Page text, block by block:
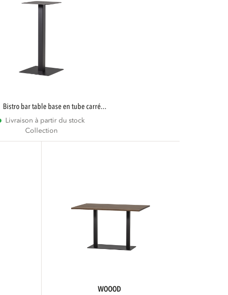
bistro bar table base en tube carré...
Livraison à partir du stock
Collection
WOOOD